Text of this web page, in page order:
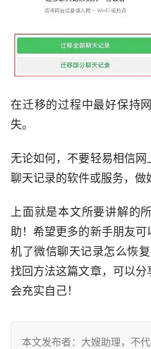
在迁移的过程中最好保持
失。
无论如何，不要轻易相信
聊天记录的软件或服务，做
上面就是本文所要讲解的
助！希望更多的新手朋友
机了微信聊天记录怎么恢
找回方法这篇文章，可以
会充实自己！
本文发布者：大嫂助理，不